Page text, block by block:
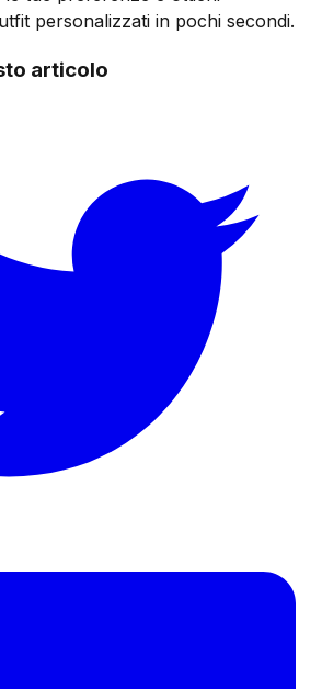
personalizzati in pochi secondi.
articolo